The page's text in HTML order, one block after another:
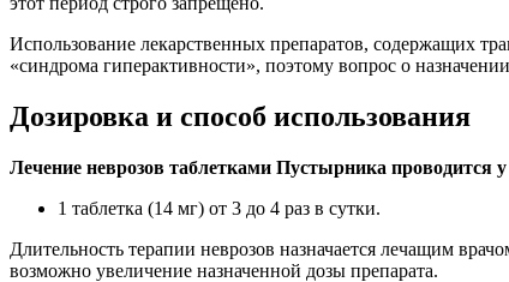
Использование лекарственных препаратов, содержащих
«синдрома гиперактивности», поэтому вопрос о
Дозировка и способ использования
Лечение неврозов таблетками Пустырника проводится
1 таблетка (14 мг) от 3 до 4 раз в сутки.
Длительность терапии неврозов назначается лечащим
возможно увеличение назначенной дозы препарата.